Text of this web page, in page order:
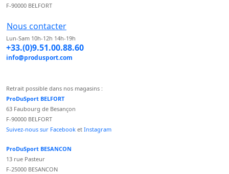
F-90000 BELFORT
Nous contacter
Lun-Sam 10h-12h 14h-19h
+33.(0)9.51.00.88.60
info@produsport.com
Retrait possible dans nos magasins :
ProDuSport BELFORT
63 Faubourg de Besançon
F-90000 BELFORT
Suivez-nous sur Facebook et Instagram
ProDuSport BESANCON
13 rue Pasteur
F-25000 BESANCON